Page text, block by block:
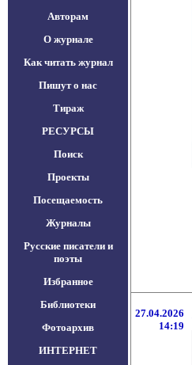
Авторам
О журнале
Как читать журнал
Пишут о нас
Тираж
РЕСУРСЫ
Поиск
Проекты
Посещаемость
Журналы
Русские писатели и
поэты
Избранное
Библиотеки
Фотоархив
ИНТЕРНЕТ
27.04.2026
14:19